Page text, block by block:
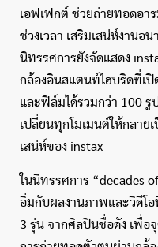
เอฟเฟกต์ ช่วยถ่ายทอดอา
ช่วงเวลา เสริมเสน่ห์งานอ
นิทรรศการยังจัดแสดง
กล้องอินสแตนท์ไฮบริดที่เปิ
และฟิล์มได้รวมกว่า 100
เปลี่ยนทุกโมเมนต์ให้กลาย
เสน่ห์ของ instax
ในนิทรรศการ “decades
อิ่มกับผลงานภาพและวิดีโอ
3 รุ่น จากศิลปินชื่อดัง เพื่อ